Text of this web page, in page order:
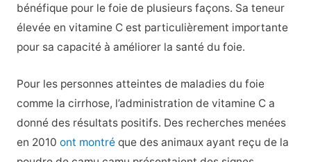
bénéfique pour le foie de plusieurs façons. Sa teneur
élevée en vitamine C est particulièrement importante
pour sa capacité à améliorer la santé du foie.
Pour les personnes atteintes de maladies du foie
comme la cirrhose, l’administration de vitamine C a
donné des résultats positifs. Des recherches menées
en 2010 ont montréque des animaux ayant reçu de la